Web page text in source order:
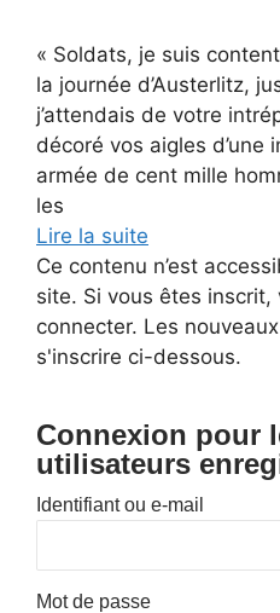
« Soldats, je suis
la journée d’Austerlitz,
j’attendais de votre
décoré vos aigles d’une
armée de cent mille
les
Lire la suite
Ce contenu n’est
site. Si vous êtes inscrit,
connecter. Les
s'inscrire ci-dessous.
Connexion pour
utilisateurs
Identifiant ou e-mail
Mot de passe